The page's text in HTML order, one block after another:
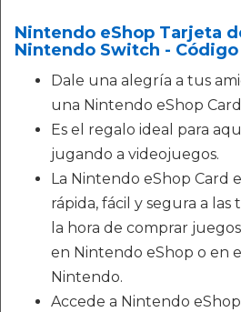
Nintendo eShop Tarjeta
Nintendo Switch -
Dale una alegría a tus
una Nintendo eShop
Es el regalo ideal para
jugando a videojuegos.
La Nintendo eShop Card
rápida, fácil y segura a
la hora de comprar
en Nintendo eShop o en
Nintendo.
Accede a Nintendo